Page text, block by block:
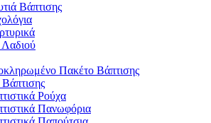
Βάπτισης
Λαδιού
Πακέτο Βάπτισης
Βάπτισης
Ρούχα
Πανωφόρια